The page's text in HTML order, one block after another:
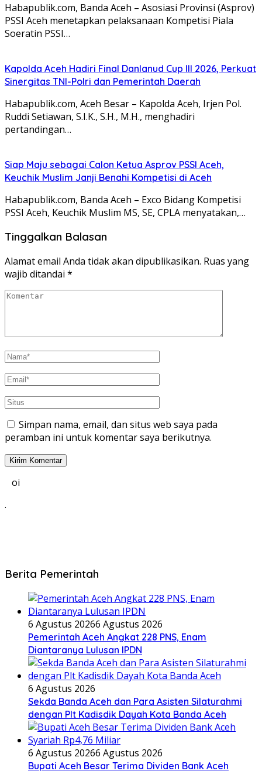
Habapublik.com, Banda Aceh – Asosiasi Provinsi (Asprov)
PSSI Aceh menetapkan pelaksanaan Kompetisi Piala
Soeratin PSSI…
Kapolda Aceh Hadiri Final Danlanud Cup III 2026, Perkuat
Sinergitas TNI-Polri dan Pemerintah Daerah
Habapublik.com, Aceh Besar – Kapolda Aceh, Irjen Pol.
Ruddi Setiawan, S.I.K., S.H., M.H., menghadiri
pertandingan…
Siap Maju sebagai Calon Ketua Asprov PSSI Aceh,
Keuchik Muslim Janji Benahi Kompetisi di Aceh
Habapublik.com, Banda Aceh – Exco Bidang Kompetisi
PSSI Aceh, Keuchik Muslim MS, SE, CPLA menyatakan,…
Tinggalkan Balasan
Alamat email Anda tidak akan dipublikasikan. Ruas yang
wajib ditandai *
Simpan nama, email, dan situs web saya pada
peramban ini untuk komentar saya berikutnya.
oi
.
Berita Pemerintah
6 Agustus 20266 Agustus 2026
Pemerintah Aceh Angkat 228 PNS, Enam
Diantaranya Lulusan IPDN
6 Agustus 2026
Sekda Banda Aceh dan Para Asisten Silaturahmi
dengan Plt Kadisdik Dayah Kota Banda Aceh
6 Agustus 20266 Agustus 2026
Bupati Aceh Besar Terima Dividen Bank Aceh